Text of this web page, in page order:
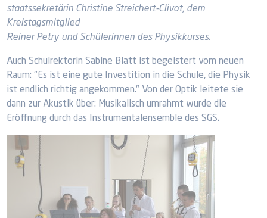
staatssekretärin Christine Streichert-Clivot, dem
Kreistagsmitglied
Reiner Petry und Schülerinnen des Physikkurses.
Auch Schulrektorin Sabine Blatt ist begeistert vom neuen
Raum: "Es ist eine gute Investition in die Schule, die Physik
ist endlich richtig angekommen." Von der Optik leitete sie
dann zur Akustik über: Musikalisch umrahmt wurde die
Eröffnung durch das Instrumentalensemble des SGS.